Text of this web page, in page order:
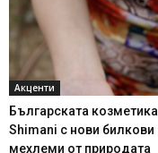
Акценти
Българската козметика
Shimani с нови билкови
мехлеми от природата